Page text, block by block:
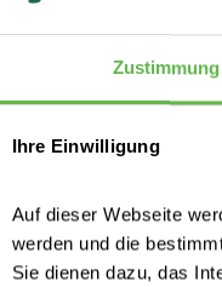
Zustimmung
Ihre Einwilligung
Auf dieser Webseite
werden und die
Sie dienen dazu, das